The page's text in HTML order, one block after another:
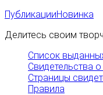
ПубликацииНовинка
Делитесь своим
Список
Свидетельства
Страницы
Правила